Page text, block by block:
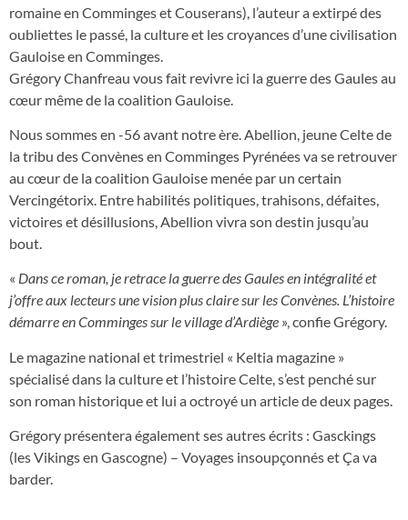
romaine en Comminges et Couserans), l’auteur a extirpé des
oubliettes le passé, la culture et les croyances d’une civilisation
Gauloise en Comminges.
Grégory Chanfreau vous fait revivre ici la guerre des Gaules au
cœur même de la coalition Gauloise.
Nous sommes en -56 avant notre ère. Abellion, jeune Celte de
la tribu des Convènes en Comminges Pyrénées va se retrouver
au cœur de la coalition Gauloise menée par un certain
Vercingétorix. Entre habilités politiques, trahisons, défaites,
victoires et désillusions, Abellion vivra son destin jusqu’au
bout.
« Dans ce roman, je retrace la guerre des Gaules en intégralité et
j’offre aux lecteurs une vision plus claire sur les Convènes. L’histoire
démarre en Comminges sur le village d’Ardiège », confie Grégory.
Le magazine national et trimestriel « Keltia magazine »
spécialisé dans la culture et l’histoire Celte, s’est penché sur
son roman historique et lui a octroyé un article de deux pages.
Grégory présentera également ses autres écrits : Gasckings
(les Vikings en Gascogne) – Voyages insoupçonnés et Ça va
barder.